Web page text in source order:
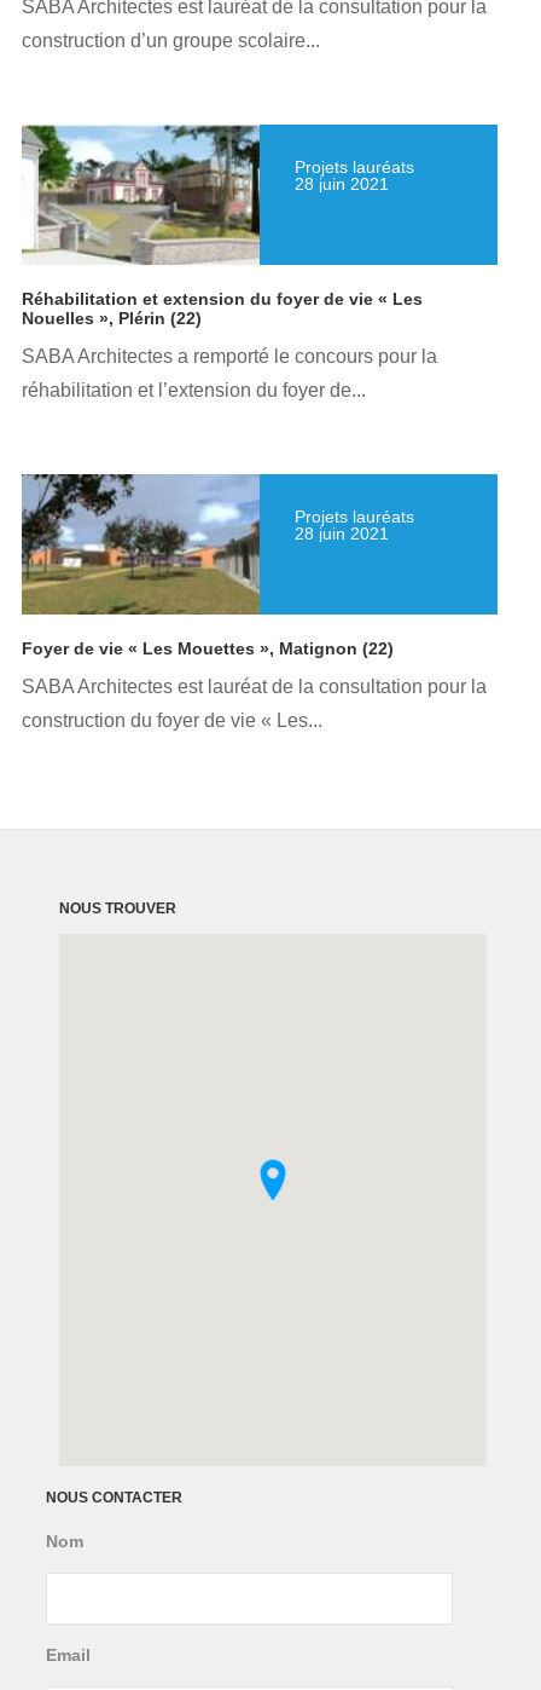
SABA Architectes est lauréat de la consultation pour la
construction d’un groupe scolaire...
Projets lauréats
28 juin 2021
Réhabilitation et extension du foyer de vie « Les
Nouelles », Plérin (22)
SABA Architectes a remporté le concours pour la
réhabilitation et l’extension du foyer de...
Projets lauréats
28 juin 2021
Foyer de vie « Les Mouettes », Matignon (22)
SABA Architectes est lauréat de la consultation pour la
construction du foyer de vie « Les...
NOUS TROUVER
NOUS CONTACTER
Nom
Email